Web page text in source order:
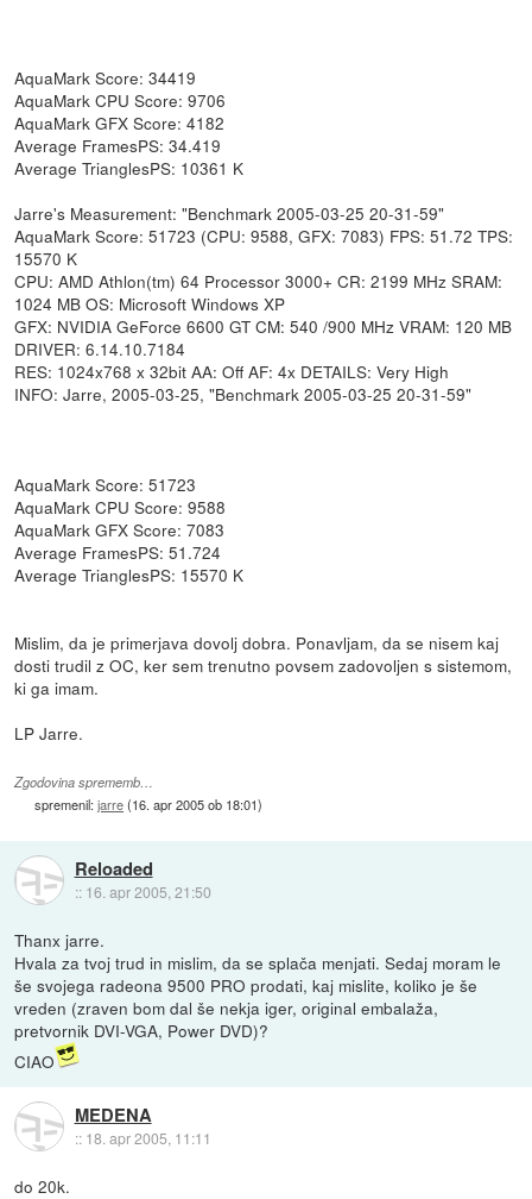
AquaMark Score: 34419
AquaMark CPU Score: 9706
AquaMark GFX Score: 4182
Average FramesPS: 34.419
Average TrianglesPS: 10361 K
Jarre's Measurement: "Benchmark 2005-03-25 20-31-59"
AquaMark Score: 51723 (CPU: 9588, GFX: 7083) FPS: 51.72 TPS:
15570 K
CPU: AMD Athlon(tm) 64 Processor 3000+ CR: 2199 MHz SRAM:
1024 MB OS: Microsoft Windows XP
GFX: NVIDIA GeForce 6600 GT CM: 540 /900 MHz VRAM: 120 MB
DRIVER: 6.14.10.7184
RES: 1024x768 x 32bit AA: Off AF: 4x DETAILS: Very High
INFO: Jarre, 2005-03-25, "Benchmark 2005-03-25 20-31-59"
AquaMark Score: 51723
AquaMark CPU Score: 9588
AquaMark GFX Score: 7083
Average FramesPS: 51.724
Average TrianglesPS: 15570 K
Mislim, da je primerjava dovolj dobra. Ponavljam, da se nisem kaj
dosti trudil z OC, ker sem trenutno povsem zadovoljen s sistemom,
ki ga imam.
LP Jarre.
Zgodovina sprememb…
spremenil:jarre(16. apr 2005 ob 18:01)
Reloaded
:: 16. apr 2005, 21:50
Thanx jarre.
Hvala za tvoj trud in mislim, da se splača menjati. Sedaj moram le
še svojega radeona 9500 PRO prodati, kaj mislite, koliko je še
vreden (zraven bom dal še nekja iger, original embalaža,
pretvornik DVI-VGA, Power DVD)?
CIAO
MEDENA
:: 18. apr 2005, 11:11
do 20k.